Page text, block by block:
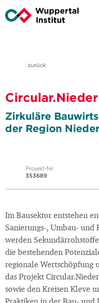
zurück
Zirkuläre
der Region
Projekt-Nr.
353689
Im Bausektor entstehen
Sanierungs-, Umbau- und
werden
die bestehenden
regionale Wertschöpfung
das Projekt
sowie den Kreisen Kleve